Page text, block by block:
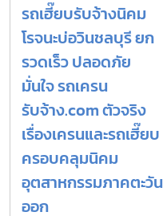
รถเฮี๊ยบรับจ้างนิคม
โรจนะบ่อวินชลบุรี ยก
รวดเร็ว ปลอดภัย
มั่นใจ รถเครน
รับจ้าง.com ตัวจริง
เรื่องเครนและรถเฮี๊ยบ
ครอบคลุมนิคม
อุตสาหกรรมภาคตะวัน
ออก